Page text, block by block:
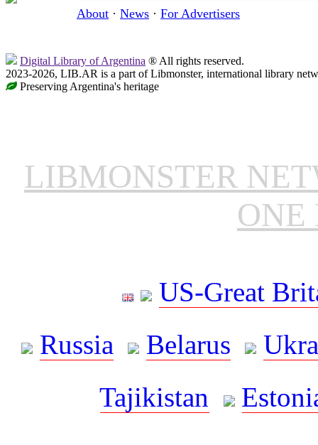
About · News · For Advertisers
Digital Library of Argentina ® All rights reserved.
2023-2026, LIB.AR is a part of Libmonster, international library
Preserving Argentina's heritage
LIBMONSTER
ONE
US-Great
Russia
Belarus
Tajikistan